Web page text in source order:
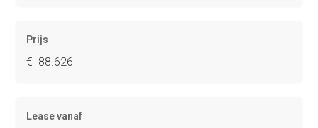
Prijs
€ 88.626
Lease vanaf